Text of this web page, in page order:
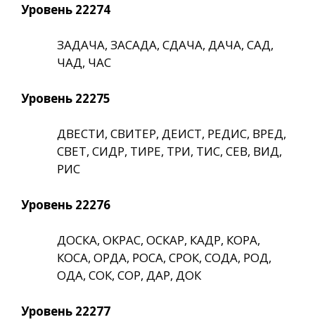
Уровень 22274
ЗАДАЧА, ЗАСАДА, СДАЧА, ДАЧА, САД,
ЧАД, ЧАС
Уровень 22275
ДВЕСТИ, СВИТЕР, ДЕИСТ, РЕДИС, ВРЕД,
СВЕТ, СИДР, ТИРЕ, ТРИ, ТИС, СЕВ, ВИД,
РИС
Уровень 22276
ДОСКА, ОКРАС, ОСКАР, КАДР, КОРА,
КОСА, ОРДА, РОСА, СРОК, СОДА, РОД,
ОДА, СОК, СОР, ДАР, ДОК
Уровень 22277